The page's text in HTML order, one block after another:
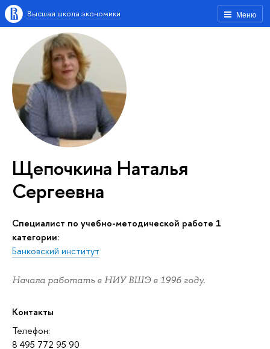
Меню
Высшая школа экономики
Щепочкина Наталья
Сергеевна
Специалист по учебно-методической работе 1
категории:
Банковский институт
Начала работать в НИУ ВШЭ в 1996 году.
Контакты
Телефон:
8 495 772 95 90